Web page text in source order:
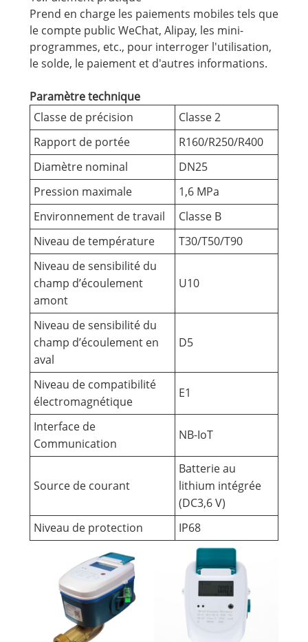
Prend en charge les paiements mobiles tels que
le compte public WeChat, Alipay, les mini-
programmes, etc., pour interroger l'utilisation,
le solde, le paiement et d'autres informations.
Paramètre technique
Classe de précision
Classe 2
Rapport de portée
R160/R250/R400
Diamètre nominal
DN25
Pression maximale
1,6 MPa
Environnement de travail
Classe B
Niveau de température
T30/T50/T90
Niveau de sensibilité du
champ d’écoulement
amont
U10
Niveau de sensibilité du
champ d’écoulement en
aval
D5
Niveau de compatibilité
électromagnétique
E1
Interface de
Communication
NB-IoT
Source de courant
Batterie au
lithium intégrée
(DC3,6 V)
Niveau de protection
IP68